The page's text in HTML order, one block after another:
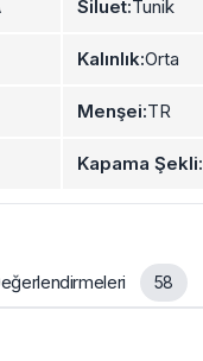
Siluet:Tunik
Kalınlık:Orta
Menşei:TR
Kapama Şekli:
58